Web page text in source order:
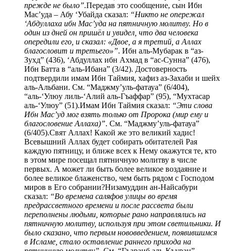
прежде не было”.Передав это сообщение, сын Ибн
Мас’уда – Абу ‘Убайда сказал: “Никто не опережал
‘Абдуллаха ибн Мас’уда на пятничную молитву. Но в
один из дней он пришёл и увидел, что два человека
опередили его, и сказал: «Двое, а я третий, а Аллах
благословит и третьего»”. Ибн аль-Мубарак в “аз-
Зухд” (436), ‘Абдуллах ибн Ахмад в “ас-Сунна” (476),
Ибн Батта в “аль-Ибана” (3/42). Достоверность
подтвердили имам Ибн Таймия, хафиз аз-Захаби и шейх
аль-Альбани. См. “Маджму’уль-фатауа” (6/404),
“аль-‘Улюу лиль-‘Алий аль-Гъаффар” (95), “Мухтасар
аль-‘Улюу” (51).Имам Ибн Таймия сказал: “Эти слова
Ибн Мас’уд мог взять только от Пророка (мир ему и
благословение Аллаха)”. См. “Маджму’уль-фатауа”
(6/405).Свят Аллах! Какой же это великий хадис!
Всевышний Аллах будет собирать обитателей Рая
каждую пятницу, и ближе всех к Нему окажутся те, кто
в этом мире посещал пятничную молитву в числе
первых. А может ли быть более великое воздаяние и
более великое блаженство, чем быть рядом с Господом
миров в Его собрании?Низамуддин ан-Найсабури
сказал: “Во времена саляфов улицы во время
предрассветного времени и после рассвета были
переполнены людьми, которые рано направлялись на
пятничную молитву, используя при этом светильники. И
было сказано, что первым нововведением, появившимся
в Исламе, стало оставление раннего прихода на